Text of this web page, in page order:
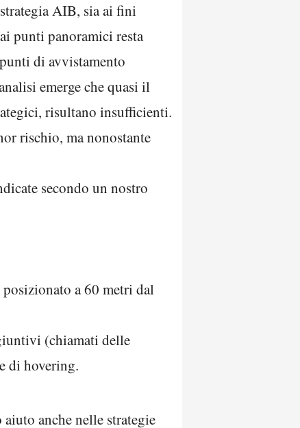
AIB, sia ai fini
punti panoramici resta
di avvistamento
emerge che quasi il
risultano insufficienti.
rischio, ma nonostante
secondo un nostro
a 60 metri dal
(chiamati delle
di hovering.
anche nelle strategie